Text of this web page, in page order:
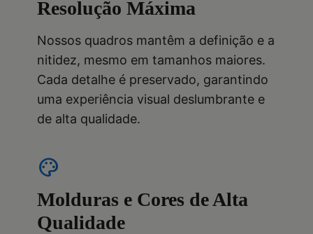
Resolução Máxima
Nossos quadros mantêm a definição e a
nitidez, mesmo em tamanhos maiores.
Cada detalhe é preservado, garantindo
uma experiência visual deslumbrante e
de alta qualidade.
palette
Molduras e Cores de Alta
Qualidade